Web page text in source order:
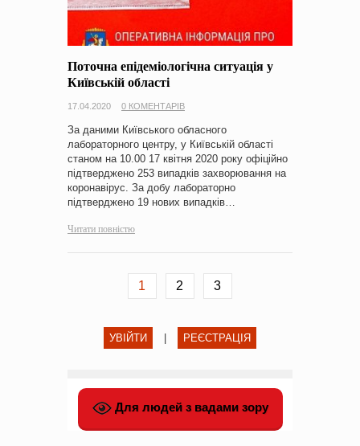
Поточна епідеміологічна ситуація у
Київській області
17.04.2020 0 КОМЕНТАРІВ
За даними Київського обласного
лабораторного центру, у Київській області
станом на 10.00 17 квітня 2020 року офіційно
підтверджено 253 випадків захворювання на
коронавірус. За добу лабораторно
підтверджено 19 нових випадків…
Читати повністю
1 2 3
УВІЙТИ РЕЄСТРАЦІЯ
Для людей з вадами зору